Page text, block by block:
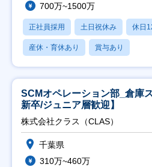
700万~1500万
正社員採用 土日祝休み 休日
産休・育休あり 賞与あり
SCMオペレーション部_倉庫
新卒/ジュニア層歓迎】
株式会社クラス（CLAS）
千葉県
310万~460万